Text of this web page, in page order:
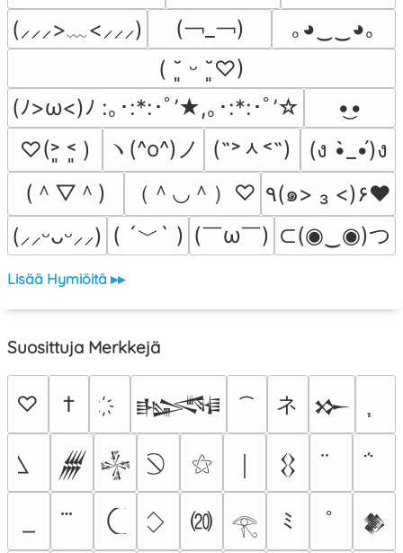
(⸝⸝⸝>﹏<⸝⸝⸝)
(￢_￢)
｡◕‿‿◕｡
( ˘͈ ᵕ ˘͈♡)
(ﾉ>ω<)ﾉ :｡･:*:･ﾟ’★,｡･:*:･ﾟ’☆
•͜•
♡(˃͈ ˂͈ )
ヽ(^o^)ノ (˶˃ᆺ˂˶)
(ง •̀_•́)ง
(＾▽＾)
（＾◡＾）♡
٩(๑> ₃ <)۶♥
(⸝⸝ᵕᴗᵕ⸝⸝) ( ´﹀` ) (￣ω￣﻿) ⊂(◉‿◉)つ
Lisää Hymiöitä ▸▸
Suosittuja Merkkejä
♡ † 𒈙 ネ 𒁍
𒁂 𒈔 ⚝ 𒌐
⒇ 𓂀 ﾐ ﾟ
𒆎